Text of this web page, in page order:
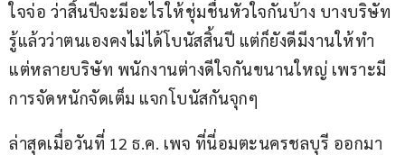
ใจจ่อ ว่าสิ้นปีจะมีอะไรให้ชุ่มชื่นหัวใจกันบ้าง บางบริษัท
รู้แล้วว่าตนเองคงไม่ได้โบนัสสิ้นปี แต่ก็ยังดีมีงานให้ทำ
แต่หลายบริษัท พนักงานต่างดีใจกันขนานใหญ่ เพราะมี
การจัดหนักจัดเต็ม แจกโบนัสกันจุกๆ
ล่าสุดเมื่อวันที่ 12 ธ.ค. เพจ ที่นี่อมตะนครชลบุรี ออกมา